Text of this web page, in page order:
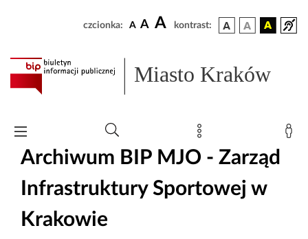
czcionka: A A A kontrast:
Miasto Kraków
Archiwum BIP MJO - Zarząd
Infrastruktury Sportowej w
Krakowie